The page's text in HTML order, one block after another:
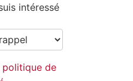
intéressé
politique de